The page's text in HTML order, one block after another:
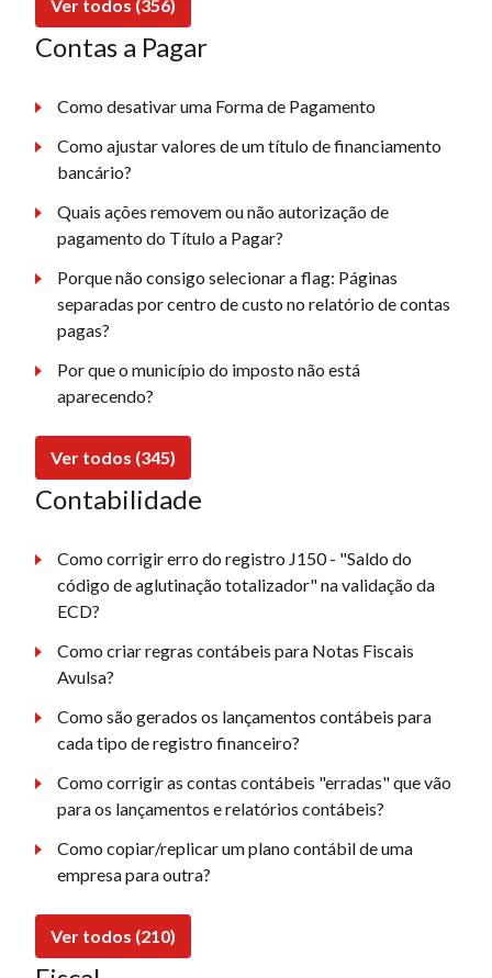
Ver todos (356)
Contas a Pagar
Como desativar uma Forma de Pagamento
Como ajustar valores de um título de financiamento
bancário?
Quais ações removem ou não autorização de
pagamento do Título a Pagar?
Porque não consigo selecionar a flag: Páginas
separadas por centro de custo no relatório de contas
pagas?
Por que o município do imposto não está
aparecendo?
Ver todos (345)
Contabilidade
Como corrigir erro do registro J150 - "Saldo do
código de aglutinação totalizador" na validação da
ECD?
Como criar regras contábeis para Notas Fiscais
Avulsa?
Como são gerados os lançamentos contábeis para
cada tipo de registro financeiro?
Como corrigir as contas contábeis "erradas" que vão
para os lançamentos e relatórios contábeis?
Como copiar/replicar um plano contábil de uma
empresa para outra?
Ver todos (210)